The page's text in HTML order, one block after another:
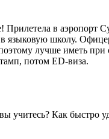
в аэропорт
в языковую школу.
лучше иметь
потом ED-виза.
Как быстро